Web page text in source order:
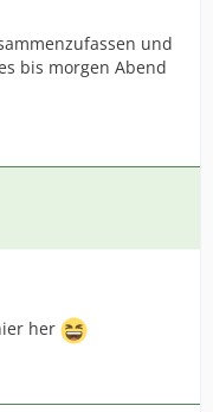
und
bis morgen Abend
her